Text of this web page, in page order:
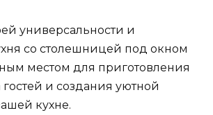
универсальности и
со столешницей под окном
местом для приготовления
и создания уютной
кухне.